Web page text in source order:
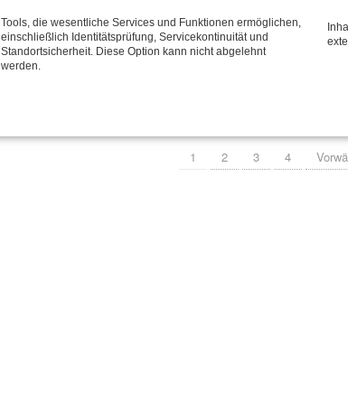
Veränderung braucht Klarheit -
1 2 3 4
Tools, die wesentliche Services und Funktionen ermöglichen,
einschließlich Identitätsprüfung, Servicekontinuität und
Standortsicherheit. Diese Option kann nicht abgelehnt
werden.